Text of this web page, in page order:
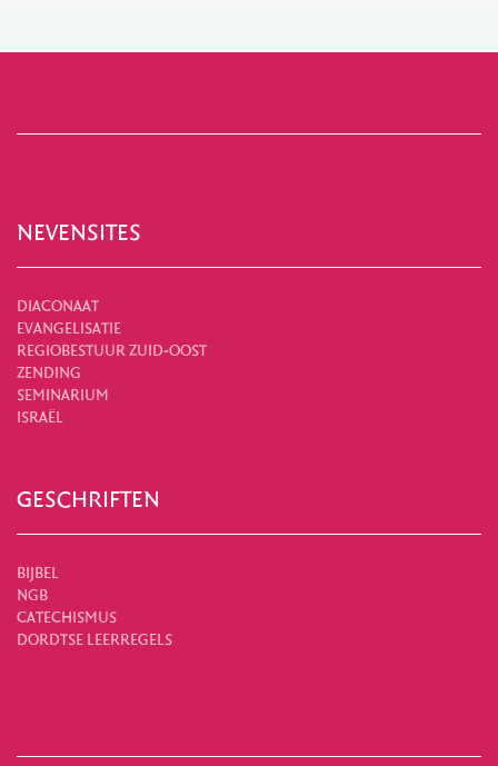
NEVENSITES
DIACONAAT
EVANGELISATIE
REGIOBESTUUR ZUID-OOST
ZENDING
SEMINARIUM
ISRAËL
GESCHRIFTEN
BIJBEL
NGB
CATECHISMUS
DORDTSE LEERREGELS